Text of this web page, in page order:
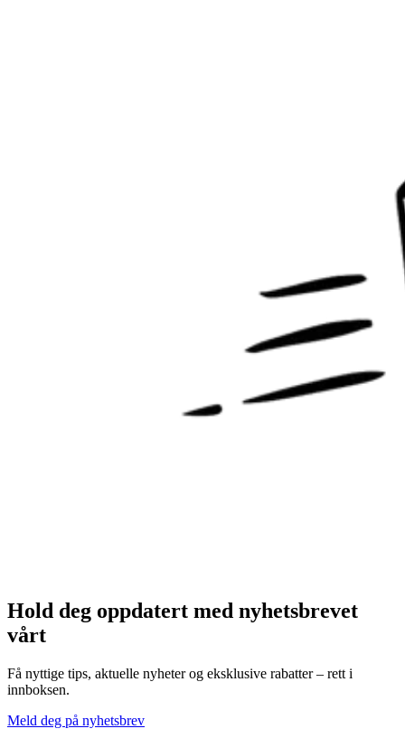
Hold deg oppdatert med nyhetsbrevet
vårt
Få nyttige tips, aktuelle nyheter og eksklusive rabatter – rett i
innboksen.
Meld deg på nyhetsbrev